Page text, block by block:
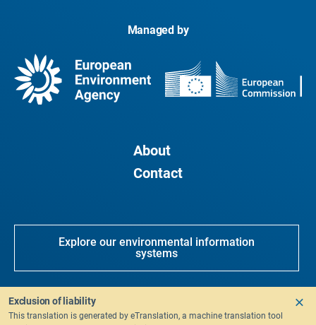
Managed by
About
Contact
Explore our environmental information
systems
SitemapCMS Login Privacy
Exclusion of liability
This translation is generated by eTranslation, a machine translation tool